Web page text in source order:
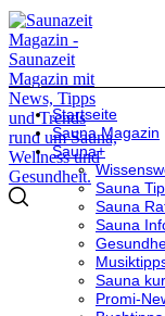
Startseite
Sauna Magazin
Sauna+
Sauna
Sauna
Sauna
Sauna
Promi-